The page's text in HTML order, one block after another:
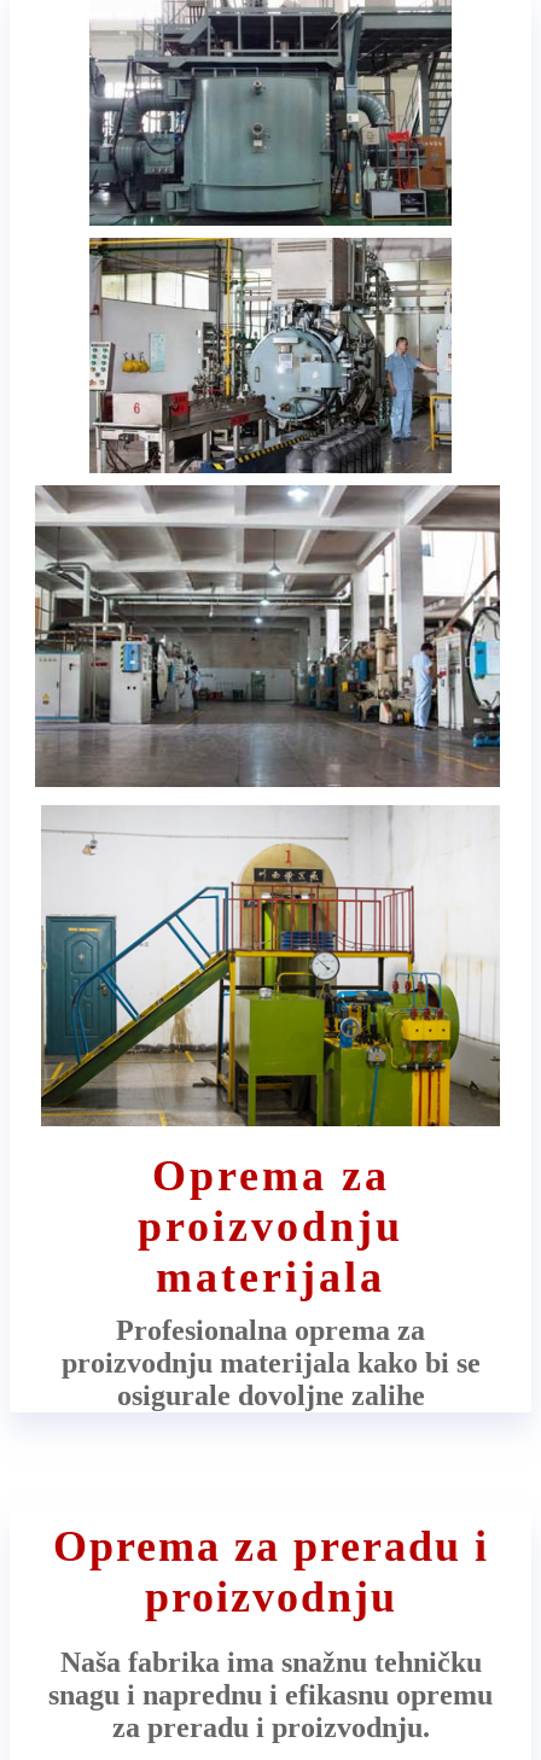
Oprema za
proizvodnju
materijala
Profesionalna oprema za
proizvodnju materijala kako bi se
osigurale dovoljne zalihe
Oprema za preradu i
proizvodnju
Naša fabrika ima snažnu tehničku
snagu i naprednu i efikasnu opremu
za preradu i proizvodnju.